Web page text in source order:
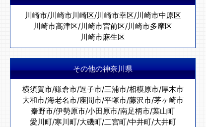
川崎市/川崎市川崎区/川崎市幸区/川崎市中原区
川崎市高津区/川崎市宮前区/川崎市多摩区
川崎市麻生区
その他の神奈川県
横須賀市/鎌倉市/逗子市/三浦市/相模原市/厚木市
大和市/海老名市/座間市/平塚市/藤沢市/茅ヶ崎市
秦野市/伊勢原市/小田原市/南足柄市/葉山町
愛川町/寒川町/大磯町/二宮町/中井町/大井町